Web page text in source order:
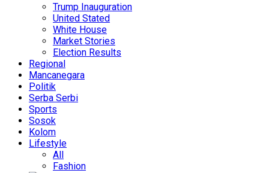
Trump Inauguration
United Stated
White House
Market Stories
Election Results
Regional
Mancanegara
Politik
Serba Serbi
Sports
Sosok
Kolom
Lifestyle
All
Fashion